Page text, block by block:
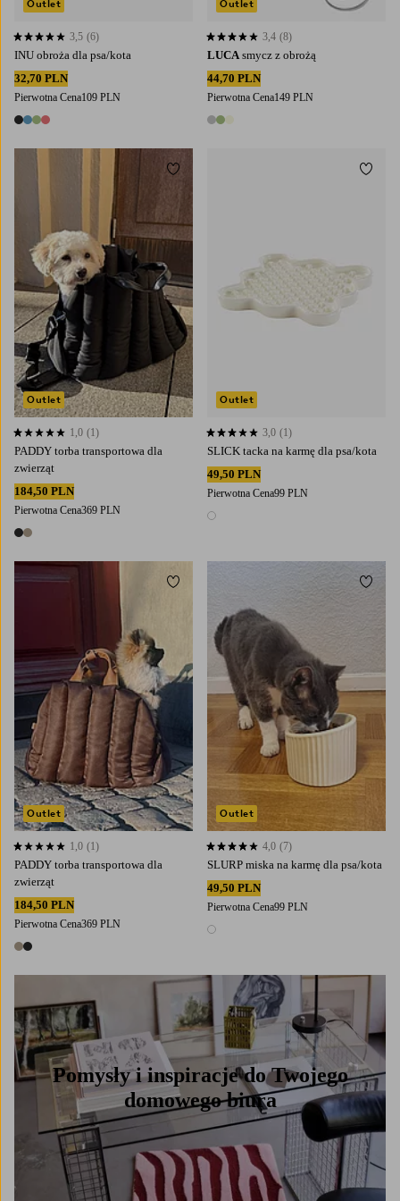
INU obroża dla psa/kota
32,70 PLN
Pierwotna Cena109 PLN
4 kolory
3,5 opierając się na 6 ocenach
3,5 (6)
Outlet
LUCA smycz z obrożą
44,70 PLN
Pierwotna Cena149 PLN
3 kolory
3,4 opierając się na 8 ocenach
3,4 (8)
Outlet
PADDY torba transportowa dla
zwierząt
184,50 PLN
Pierwotna Cena369 PLN
2 kolory
1,0 opierając się na 1 ocenach
1,0 (1)
Outlet
Dodaj do ulubionych
SLICK tacka na karmę dla psa/kota
49,50 PLN
Pierwotna Cena99 PLN
1 kolor
3,0 opierając się na 1 ocenach
3,0 (1)
Outlet
PADDY torba transportowa dla
zwierząt
184,50 PLN
Pierwotna Cena369 PLN
2 kolory
1,0 opierając się na 1 ocenach
1,0 (1)
Outlet
Dodaj do ulubionych
SLURP miska na karmę dla psa/kota
49,50 PLN
Pierwotna Cena99 PLN
1 kolor
4,0 opierając się na 7 ocenach
4,0 (7)
Outlet
Pomysły i inspiracje do Twojego
domowego biura